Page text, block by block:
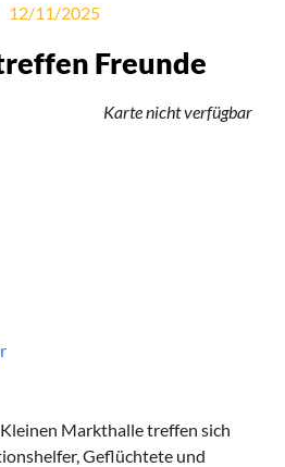
12/11/2025
Freunde
Karte nicht verfügbar
Markthalle treffen sich
Geflüchtete und